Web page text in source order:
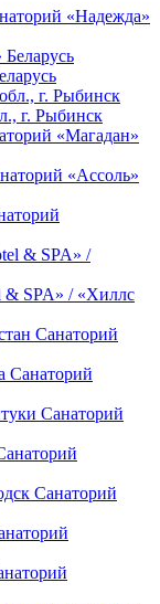
«Надежда»
г. Рыбинск
«Магадан»
«Ассоль»
SPA» / «Хиллс
Санаторий
Санаторий
Санаторий
Санаторий